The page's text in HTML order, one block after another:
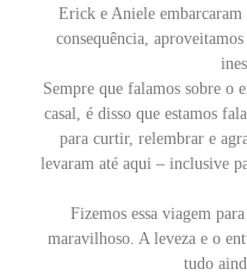
Erick e Aniele embarcaram
consequência,
Sempre que falamos sobre o
casal, é disso que estamos
para curtir, relembrar e
levaram até aqui – inclusive
Fizemos essa viagem
maravilhoso. A leveza e o
tudo